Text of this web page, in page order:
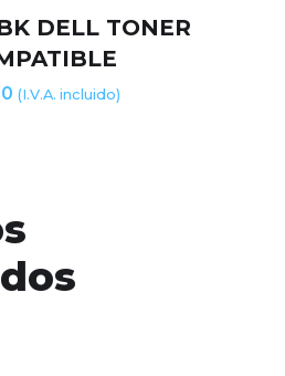
DELL TONER
(I.V.A. incluido)